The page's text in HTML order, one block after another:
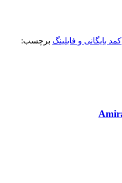
کمد بایگانی و فایلینگ برچسب: